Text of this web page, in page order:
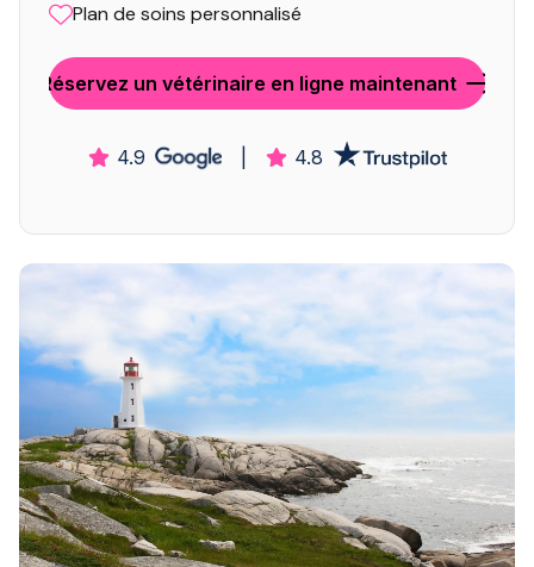
Plan de soins personnalisé
Réservez un vétérinaire en ligne maintenant
4.9 4.8